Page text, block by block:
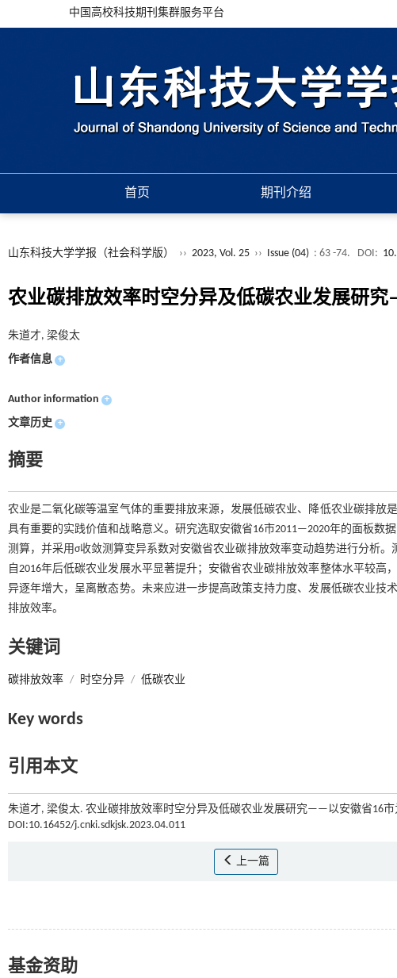
中国高校科技期刊集群服务平台
首页 期刊介绍
山东科技大学学报（社会科学版） ›› 2023, Vol. 25 ›› Issue (04) : 63 -74. DOI:
农业碳排放效率时空分异及低碳农业发展研
朱道才, 梁俊太
作者信息 +
Author information +
文章历史 +
摘要
农业是二氧化碳等温室气体的重要排放来源，发展低碳农业、降低农业碳排放
具有重要的实践价值和战略意义。研究选取安徽省16市2011—2020年的面板数
测算，并采用σ收敛测算变异系数对安徽省农业碳排放效率变动趋势进行分析
自2016年后低碳农业发展水平显著提升；安徽省农业碳排放效率整体水平较
异逐年增大，呈离散态势。未来应进一步提高政策支持力度、发展低碳农业技
排放效率。
关键词
碳排放效率 / 时空分异 / 低碳农业
Key words
引用本文
朱道才, 梁俊太. 农业碳排放效率时空分异及低碳农业发展研究——以安徽省16市
DOI:10.16452/j.cnki.sdkjsk.2023.04.011
上一篇
基金资助